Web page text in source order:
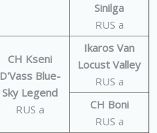
Sinilga
RUS a
CH Kseni
D'Vass Blue-
Sky Legend
RUS a
Ikaros Van
Locust Valley
RUS a
CH Boni
RUS a